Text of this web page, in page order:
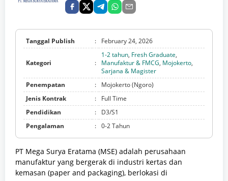
Tanggal Publish : February 24, 2026
Kategori :
1-2 tahun, Fresh Graduate,
Manufaktur & FMCG, Mojokerto,
Sarjana & Magister
Penempatan
:
Mojokerto (Ngoro)
Jenis Kontrak
:
Full Time
Pendidikan
:
D3/S1
Pengalaman
: 0-2 Tahun
PT Mega Surya Eratama (MSE) adalah perusahaan
manufaktur yang bergerak di industri kertas dan
kemasan (paper and packaging), berlokasi di